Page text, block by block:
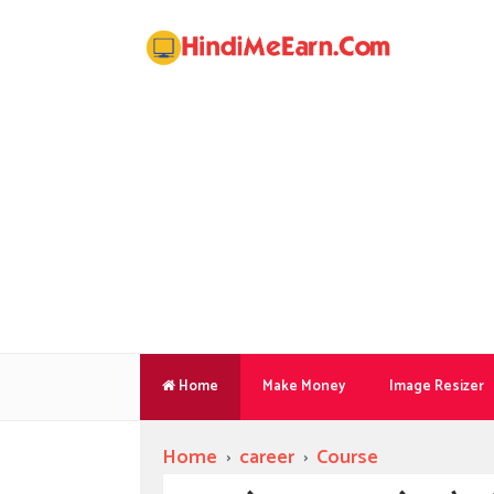
Home Make Money Image Resizer
Home › career › Course